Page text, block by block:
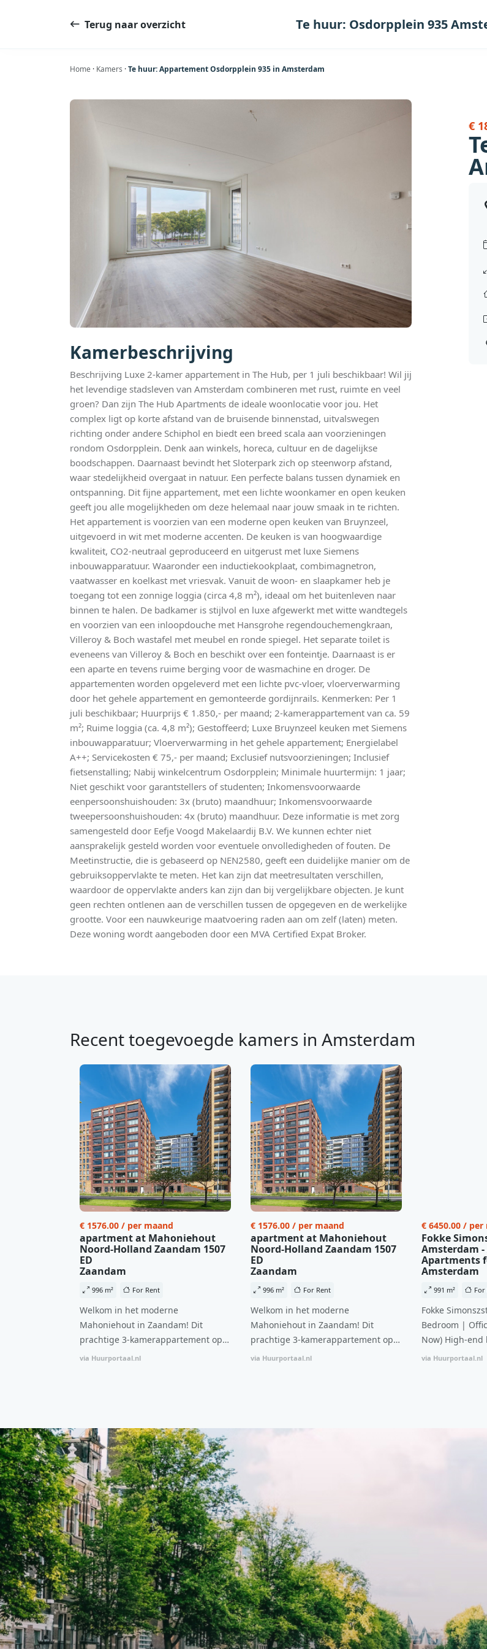
Terug naar overzicht Te huur: Osdorpplein 935
Home · Kamers ·Te huur: Appartement Osdorpplein 935 in Amsterdam
Kamerbeschrijving
Beschrijving Luxe 2-kamer appartement in The Hub, per 1 juli beschikbaar! Wil jij
het levendige stadsleven van Amsterdam combineren met rust, ruimte en veel
groen? Dan zijn The Hub Apartments de ideale woonlocatie voor jou. Het
complex ligt op korte afstand van de bruisende binnenstad, uitvalswegen
richting onder andere Schiphol en biedt een breed scala aan voorzieningen
rondom Osdorpplein. Denk aan winkels, horeca, cultuur en de dagelijkse
boodschappen. Daarnaast bevindt het Sloterpark zich op steenworp afstand,
waar stedelijkheid overgaat in natuur. Een perfecte balans tussen dynamiek en
ontspanning. Dit fijne appartement, met een lichte woonkamer en open keuken
geeft jou alle mogelijkheden om deze helemaal naar jouw smaak in te richten.
Het appartement is voorzien van een moderne open keuken van Bruynzeel,
uitgevoerd in wit met moderne accenten. De keuken is van hoogwaardige
kwaliteit, CO2-neutraal geproduceerd en uitgerust met luxe Siemens
inbouwapparatuur. Waaronder een inductiekookplaat, combimagnetron,
vaatwasser en koelkast met vriesvak. Vanuit de woon- en slaapkamer heb je
toegang tot een zonnige loggia (circa 4,8 m²), ideaal om het buitenleven naar
binnen te halen. De badkamer is stijlvol en luxe afgewerkt met witte wandtegels
en voorzien van een inloopdouche met Hansgrohe regendouchemengkraan,
Villeroy & Boch wastafel met meubel en ronde spiegel. Het separate toilet is
eveneens van Villeroy & Boch en beschikt over een fonteintje. Daarnaast is er
een aparte en tevens ruime berging voor de wasmachine en droger. De
appartementen worden opgeleverd met een lichte pvc-vloer, vloerverwarming
door het gehele appartement en gemonteerde gordijnrails. Kenmerken: Per 1
juli beschikbaar; Huurprijs € 1.850,- per maand; 2-kamerappartement van ca. 59
m²; Ruime loggia (ca. 4,8 m²); Gestoffeerd; Luxe Bruynzeel keuken met Siemens
inbouwapparatuur; Vloerverwarming in het gehele appartement; Energielabel
A++; Servicekosten € 75,- per maand; Exclusief nutsvoorzieningen; Inclusief
fietsenstalling; Nabij winkelcentrum Osdorpplein; Minimale huurtermijn: 1 jaar;
Niet geschikt voor garantstellers of studenten; Inkomensvoorwaarde
eenpersoonshuishouden: 3x (bruto) maandhuur; Inkomensvoorwaarde
tweepersoonshuishouden: 4x (bruto) maandhuur. Deze informatie is met zorg
samengesteld door Eefje Voogd Makelaardij B.V. We kunnen echter niet
aansprakelijk gesteld worden voor eventuele onvolledigheden of fouten. De
Meetinstructie, die is gebaseerd op NEN2580, geeft een duidelijke manier om de
gebruiksoppervlakte te meten. Het kan zijn dat meetresultaten verschillen,
waardoor de oppervlakte anders kan zijn dan bij vergelijkbare objecten. Je kunt
geen rechten ontlenen aan de verschillen tussen de opgegeven en de werkelijke
grootte. Voor een nauwkeurige maatvoering raden aan om zelf (laten) meten.
Deze woning wordt aangeboden door een MVA Certified Expat Broker.
€
Recent toegevoegde kamers in Amsterdam
€ 1576.00 / per maand
apartment at Mahoniehout
Noord-Holland Zaandam 1507
ED
Zaandam
996 m² For Rent
Welkom in het moderne
Mahoniehout in Zaandam! Dit
prachtige 3-kamerappartement op
de 6e verdieping biedt een ideale
van €107,50 per maand is dit een
geweldige kans voor professionals
die op zoek zijn naar een woning die
direct beschikbaar is vanaf 1 april
2026. Bij binnenkomst word je
verwelkomd in een ruime
woonkamer met open keuken,
samen goed voor 44 m² aan
leefruimte. De lichte woonkamer
biedt genoeg ruimte voor een
gezellige zithoek én een stijlvolle
eethoek. De keuken is van alle
gemakken voorzien, perfect voor het
bereiden van heerlijke maaltijden.
Vanuit de woonkamer stap je zo het
via Huurportaal.nl
€ 1576.00 / per maand
apartment at Mahoniehout
Noord-Holland Zaandam 1507
ED
Zaandam
996 m² For Rent
Welkom in het moderne
Mahoniehout in Zaandam! Dit
prachtige 3-kamerappartement op
de 6e verdieping biedt een ideale
van €107,50 per maand is dit een
woonkamer met open keuken,
samen goed voor 44 m² aan
leefruimte. De lichte woonkamer
biedt genoeg ruimte voor een
gezellige zithoek én een stijlvolle
eethoek. De keuken is van alle
gemakken voorzien, perfect voor het
bereiden van heerlijke maaltijden.
Vanuit de woonkamer stap je zo het
via Huurportaal.nl
€ 6450.00 / per
Fokke
Amsterdam
Apartments
Amsterdam
991 m² For
Fokke
Bedroom |
Now) High-
complex in De
storage and
with an
elevator and
spaces.The
via Huurportaal.nl